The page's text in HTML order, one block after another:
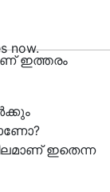
now.
ഇത്തരം
ഇതെന്ന